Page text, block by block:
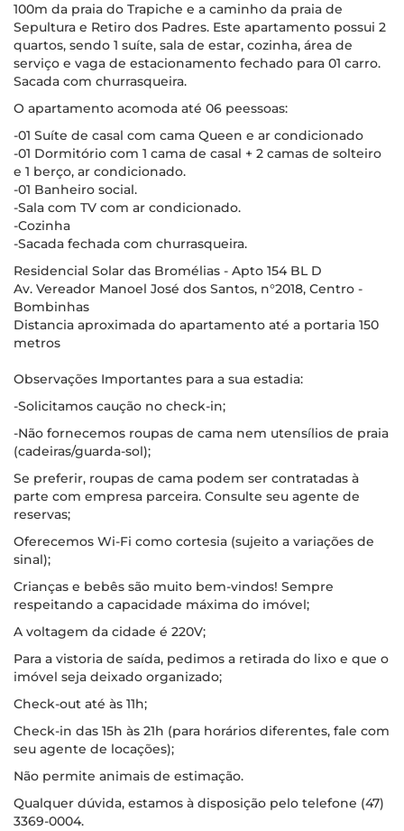
100m da praia do Trapiche e a caminho da praia de
Sepultura e Retiro dos Padres. Este apartamento possui 2
quartos, sendo 1 suíte, sala de estar, cozinha, área de
serviço e vaga de estacionamento fechado para 01 carro.
Sacada com churrasqueira.
O apartamento acomoda até 06 peessoas:
-01 Suíte de casal com cama Queen e ar condicionado
-01 Dormitório com 1 cama de casal + 2 camas de solteiro
e 1 berço, ar condicionado.
-01 Banheiro social.
-Sala com TV com ar condicionado.
-Cozinha
-Sacada fechada com churrasqueira.
Residencial Solar das Bromélias - Apto 154 BL D
Av. Vereador Manoel José dos Santos, n°2018, Centro -
Bombinhas
Distancia aproximada do apartamento até a portaria 150
metros
Observações Importantes para a sua estadia:
-Solicitamos caução no check-in;
-Não fornecemos roupas de cama nem utensílios de praia
(cadeiras/guarda-sol);
Se preferir, roupas de cama podem ser contratadas à
parte com empresa parceira. Consulte seu agente de
reservas;
Oferecemos Wi-Fi como cortesia (sujeito a variações de
sinal);
Crianças e bebês são muito bem-vindos! Sempre
respeitando a capacidade máxima do imóvel;
A voltagem da cidade é 220V;
Para a vistoria de saída, pedimos a retirada do lixo e que o
imóvel seja deixado organizado;
Check-out até às 11h;
Check-in das 15h às 21h (para horários diferentes, fale com
seu agente de locações);
Não permite animais de estimação.
Qualquer dúvida, estamos à disposição pelo telefone (47)
3369-0004.